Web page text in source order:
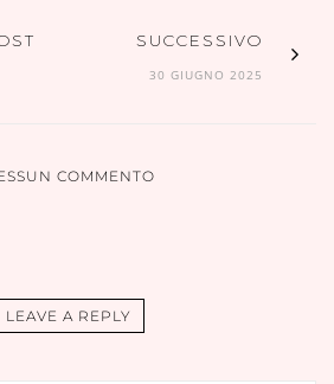
SUCCESSIVO
30 GIUGNO 2025
COMMENTO
LEAVE A REPLY